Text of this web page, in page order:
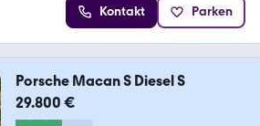
Kontakt Parken
Porsche Macan S Diesel S
29.800 €